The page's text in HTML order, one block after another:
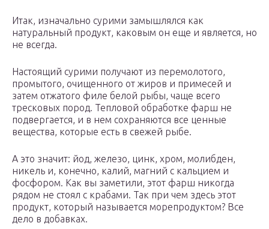
Итак, изначально сурими замышлялся как
натуральный продукт, каковым он еще и является, но
не всегда.
Настоящий сурими получают из перемолотого,
промытого, очищенного от жиров и примесей и
затем отжатого филе белой рыбы, чаще всего
тресковых пород. Тепловой обработке фарш не
подвергается, и в нем сохраняются все ценные
вещества, которые есть в свежей рыбе.
А это значит: йод, железо, цинк, хром, молибден,
никель и, конечно, калий, магний с кальцием и
фосфором. Как вы заметили, этот фарш никогда
рядом не стоял с крабами. Так при чем здесь этот
продукт, который называется морепродуктом? Все
дело в добавках.